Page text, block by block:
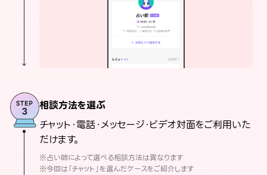
相談方法を選ぶ
チャット・電話・メッセージ・ビデオ対面をご利用いた
だけます。
※占い師によって選べる相談方法は異なります
※今回は「チャット」を選んだケースをご紹介します